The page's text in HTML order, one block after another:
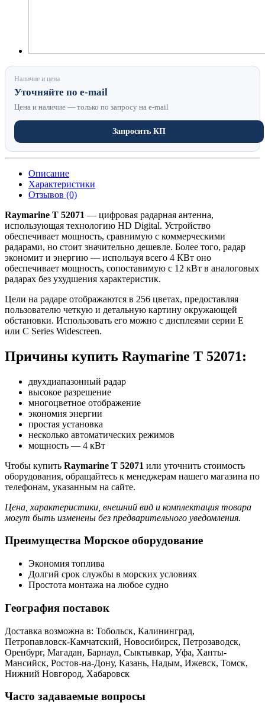
Наличие и цена
Уточняйте по e-mail
Цена и наличие — только по запросу на e-mail
Запросить КП
Описание
Характеристики
Отзывов (0)
Raymarine Т 52071 — цифровая радарная антенна,
использующая технологию HD Digital. Устройство
обеспечивает мощность, сравнимую с коммерческими
радарами, но стоит значительно дешевле. Более того, радар
экономит и энергию — используя всего 4 КВт оно
обеспечивает мощность, сопоставимую с 12 кВт в аналоговых
радарах без ухудшения характеристик.
Цели на радаре отображаются в 256 цветах, предоставляя
пользователю четкую и детальную картину окружающей
обстановки. Использовать его можно с дисплеями серии E
или C Series Widescreen.
Причины купить Raymarine Т 52071:
двухдиапазонный радар
высокое разрешение
многоцветное отображение
экономия энергии
простая установка
несколько автоматических режимов
мощность — 4 кВт
Чтобы купить Raymarine Т 52071 или уточнить стоимость
оборудования, обращайтесь к менеджерам нашего магазина по
телефонам, указанным на сайте.
Цена, характеристики, внешний вид и комплектация товара
могут быть изменены без предварительного уведомления.
Преимущества Морское оборудование
Экономия топлива
Долгий срок службы в морских условиях
Простота монтажа на любое судно
География поставок
Доставка возможна в: Тобольск, Калининград,
Петропавловск-Камчатский, Новосибирск, Петрозаводск,
Оренбург, Магадан, Барнаул, Сыктывкар, Уфа, Ханты-
Мансийск, Ростов-на-Дону, Казань, Надым, Ижевск, Томск,
Нижний Новгород, Хабаровск
Часто задаваемые вопросы